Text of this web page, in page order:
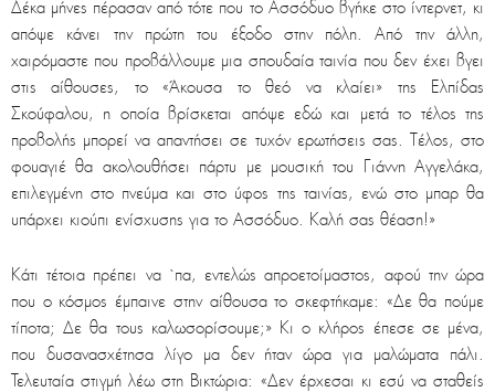
Δέκα μήνες πέρασαν από τότε που το Ασσόδυο βγήκε στο ίντερνετ, κι
απόψε κάνει την πρώτη του έξοδο στην πόλη. Από την άλλη,
χαιρόμαστε που προβάλλουμε μια σπουδαία ταινία που δεν έχει βγει
στις αίθουσες, το «Άκουσα το θεό να κλαίει» της Ελπίδας
Σκούφαλου, η οποία βρίσκεται απόψε εδώ και μετά το τέλος της
προβολής μπορεί να απαντήσει σε τυχόν ερωτήσεις σας. Τέλος, στο
φουαγιέ θα ακολουθήσει πάρτυ με μουσική του Γιάννη Αγγελάκα,
επιλεγμένη στο πνεύμα και στο ύφος της ταινίας, ενώ στο μπαρ θα
υπάρχει κιούπι ενίσχυσης για το Ασσόδυο. Καλή σας θέαση!»
Κάτι τέτοια πρέπει να `πα, εντελώς απροετοίμαστος, αφού την ώρα
που ο κόσμος έμπαινε στην αίθουσα το σκεφτήκαμε: «Δε θα πούμε
τίποτα; Δε θα τους καλωσορίσουμε;» Κι ο κλήρος έπεσε σε μένα,
που δυσανασχέτησα λίγο μα δεν ήταν ώρα για μαλώματα πάλι.
Τελευταία στιγμή λέω στη Βικτώρια: «Δεν έρχεσαι κι εσύ να σταθείς